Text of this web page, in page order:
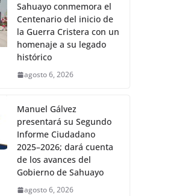
Sahuayo conmemora el
Centenario del inicio de
la Guerra Cristera con un
homenaje a su legado
histórico
agosto 6, 2026
Manuel Gálvez
presentará su Segundo
Informe Ciudadano
2025–2026; dará cuenta
de los avances del
Gobierno de Sahuayo
agosto 6, 2026